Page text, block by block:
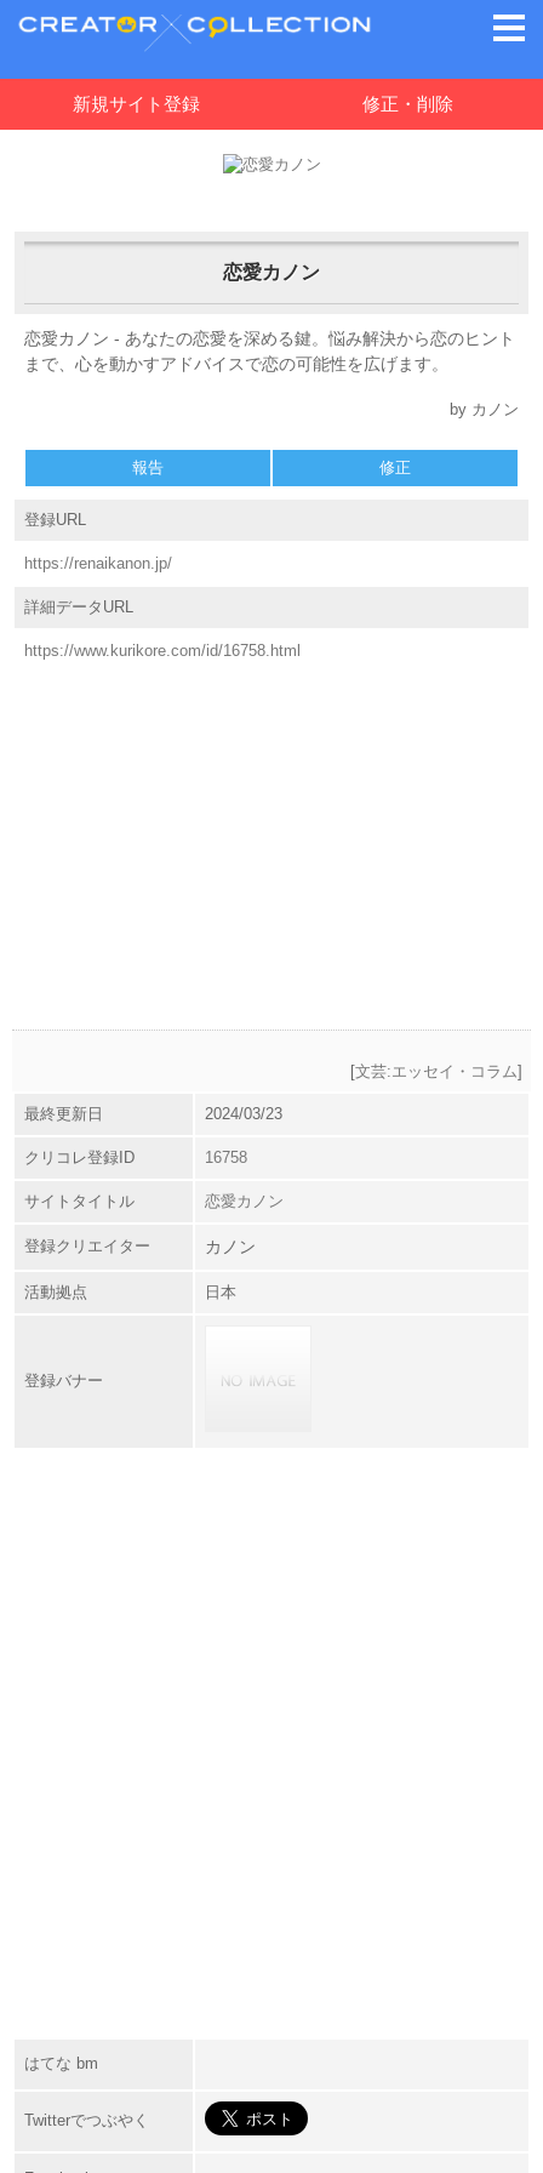
新規サイト登録 修正・削除
恋愛カノン
恋愛カノン - あなたの恋愛を深める鍵。悩み解決から恋のヒント
まで、心を動かすアドバイスで恋の可能性を広げます。
by カノン
報告 修正
登録URL
https://renaikanon.jp/
詳細データURL
https://www.kurikore.com/id/16758.html
[文芸:エッセイ・コラム]
最終更新日 2024/03/23
クリコレ登録ID 16758
サイトタイトル 恋愛カノン
登録クリエイター カノン
活動拠点 日本
登録バナー
はてな bm
Twitterでつぶやく